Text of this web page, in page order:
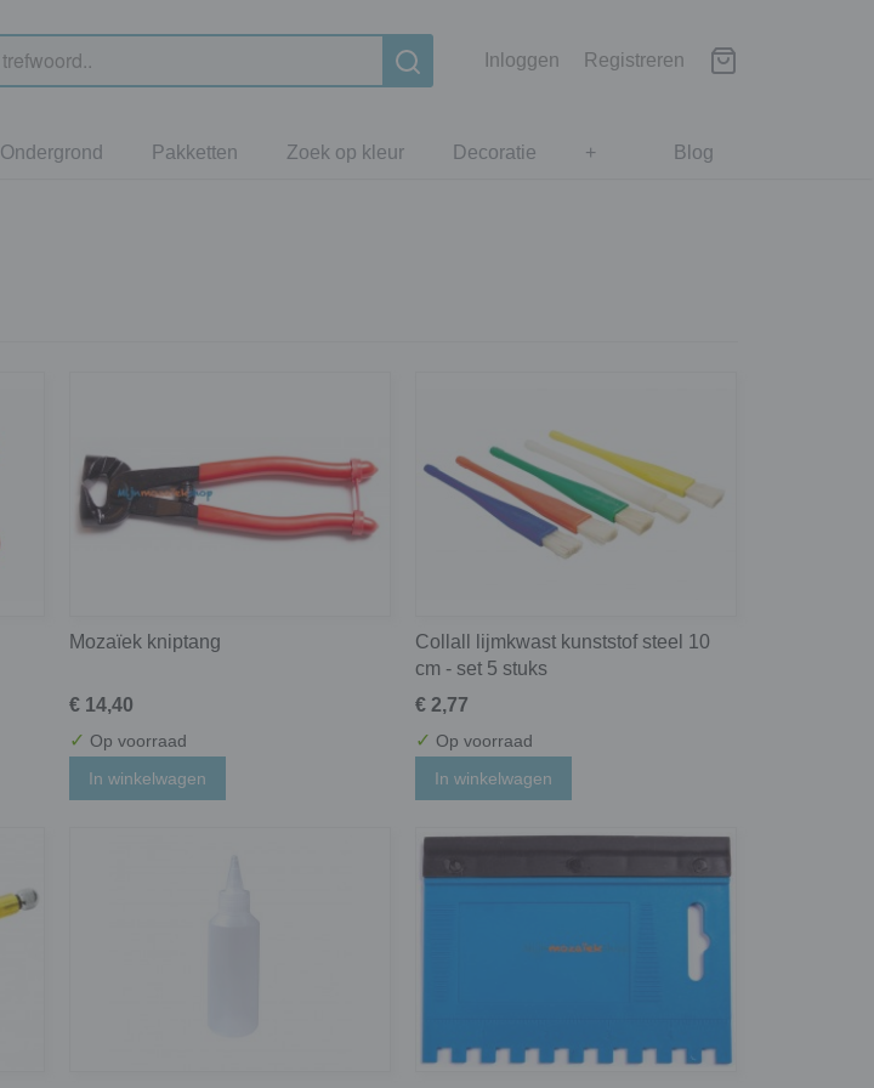
Inloggen Registreren
Blog
Ondergrond Pakketten Zoek op kleur Decoratie +
Mozaïek kniptang
€ 14,40
✓ Op voorraad
In winkelwagen
Collall lijmkwast kunststof steel 10
cm - set 5 stuks
€ 2,77
✓ Op voorraad
In winkelwagen